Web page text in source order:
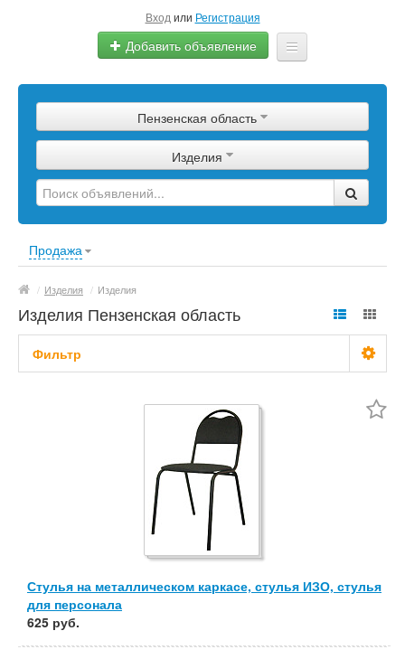
Вход или Регистрация
Добавить объявление
Сырье
Изделия
Оборудование
Пензенская область
Изделия
Продажа
/ Изделия / Изделия
Изделия Пензенская область
Фильтр
Применить Сбросить фильтр
Стулья на металлическом каркасе, стулья ИЗО, стулья
для персонала
625 руб.